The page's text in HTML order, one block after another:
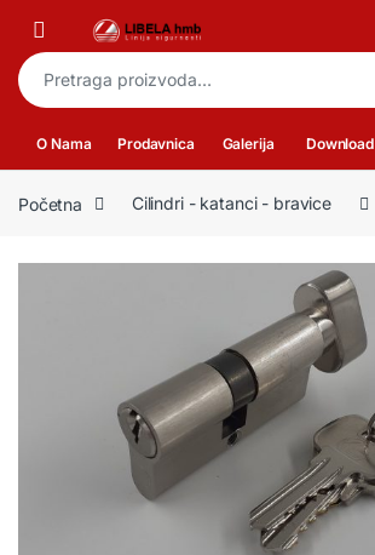
Open
Pretraga za:
O Nama Prodavnica Galerija Download
Početna Cilindri - katanci - bravice